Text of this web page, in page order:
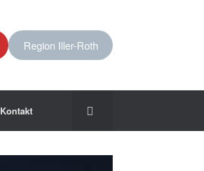
Region Iller-Roth
Kontakt